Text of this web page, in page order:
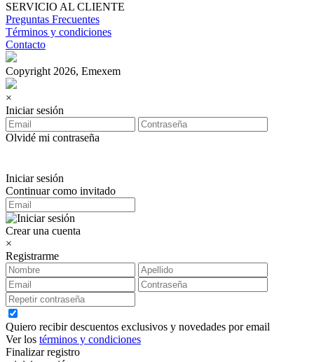
SERVICIO AL CLIENTE
Preguntas Frecuentes
Términos y condiciones
Contacto
Copyright 2026, Emexem
×
Iniciar sesión
Olvidé mi contraseña
Iniciar sesión
Continuar como invitado
Crear una cuenta
×
Registrarme
Quiero recibir descuentos exclusivos y novedades por email
Ver los términos y condiciones
Finalizar registro